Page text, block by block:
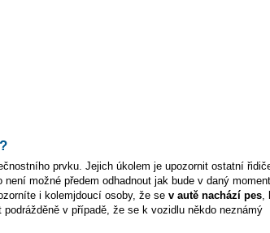
prvku. Jejich úkolem je upozornit ostatní
možné předem odhadnout jak bude v daný moment
i kolemjdoucí osoby, že se v autě nachází pes,
v případě, že se k vozidlu někdo neznámý